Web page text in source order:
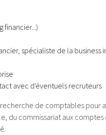
financier...)
spécialiste de la business
avec d'éventuels recruteurs
de comptables pour
du commissariat aux comptes